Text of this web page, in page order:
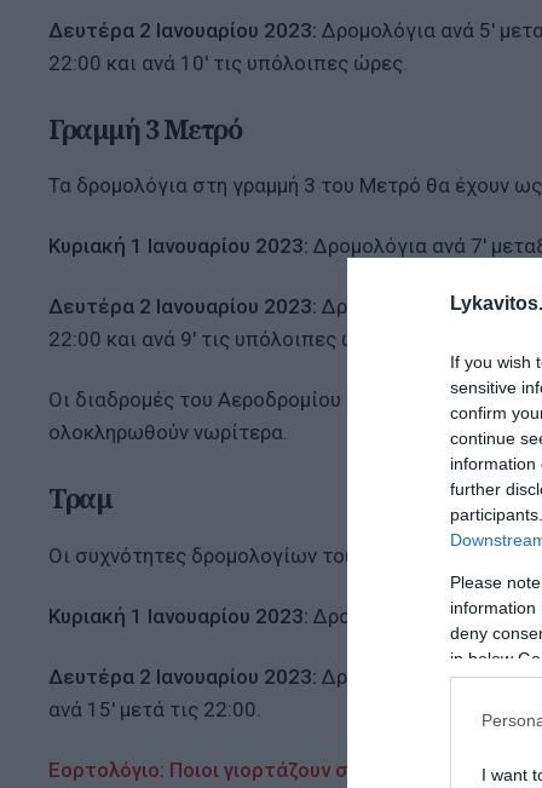
If you wish
sensitive
confirm
continue
information
further
Please
information
deny
in below
I want
Δευτέρα 2 Ιανουαρίου 2023: Δρομολόγια ανά 5′
22:00 και ανά 10′ τις υπόλοιπες ώρες.
Γραμμή 3 Μετρό
Τα δρομολόγια στη γραμμή 3 του Μετρό θα έχουν
Κυριακή 1 Ιανουαρίου 2023: Δρομολόγια ανά 7′
Δευτέρα 2 Ιανουαρίου 2023: Δρομολόγια ανά 5′
22:00 και ανά 9′ τις υπόλοιπες ώρες.
Οι διαδρομές του Αεροδρομίου δεν θα αλλάξουν
ολοκληρωθούν νωρίτερα.
Τραμ
Οι συχνότητες δρομολογίων του Τραμ τις μέρες των
Κυριακή 1 Ιανουαρίου 2023: Δρομολόγια ανά 12′ ως
Δευτέρα 2 Ιανουαρίου 2023: Δρομολόγια ανά 10′
ανά 15′ μετά τις 22:00.
Εορτολόγιο: Ποιοι γιορτάζουν σήμερα